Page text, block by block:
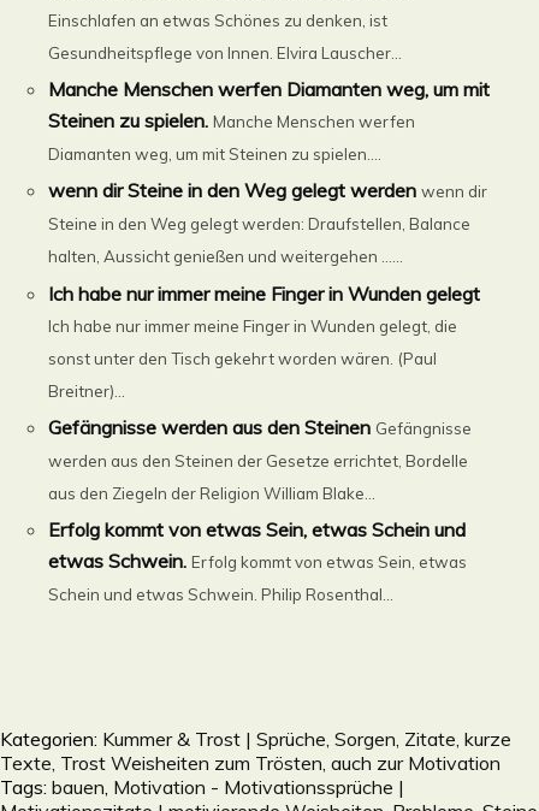
Einschlafen an etwas Schönes zu denken, ist
Gesundheitspflege von Innen. Elvira Lauscher...
Manche Menschen werfen Diamanten weg, um mit
Steinen zu spielen. Manche Menschen werfen
Diamanten weg, um mit Steinen zu spielen....
wenn dir Steine in den Weg gelegt werden wenn dir
Steine in den Weg gelegt werden: Draufstellen, Balance
halten, Aussicht genießen und weitergehen …...
Ich habe nur immer meine Finger in Wunden gelegt
Ich habe nur immer meine Finger in Wunden gelegt, die
sonst unter den Tisch gekehrt worden wären. (Paul
Breitner)...
Gefängnisse werden aus den Steinen Gefängnisse
werden aus den Steinen der Gesetze errichtet, Bordelle
aus den Ziegeln der Religion William Blake...
Erfolg kommt von etwas Sein, etwas Schein und
etwas Schwein. Erfolg kommt von etwas Sein, etwas
Schein und etwas Schwein. Philip Rosenthal...
Kategorien: Kummer & Trost | Sprüche, Sorgen, Zitate, kurze
Texte, Trost Weisheiten zum Trösten, auch zur Motivation
Tags: bauen Motivation - Motivationssprüche |